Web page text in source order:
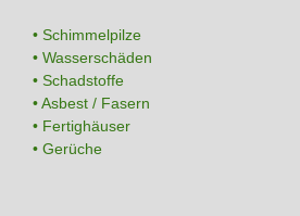
• Schimmelpilze
• Wasserschäden
• Schadstoffe
• Asbest / Fasern
• Fertighäuser
• Gerüche